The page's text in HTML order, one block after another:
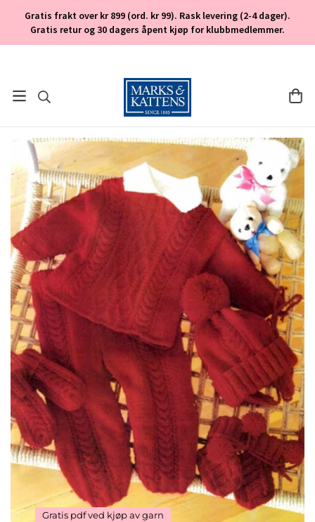
Gratis frakt over kr 899 (ord. kr 99). Rask levering (2-4 dager).
Gratis retur og 30 dagers åpent kjøp for klubbmedlemmer.
Gratis pdf ved kjøp av garn